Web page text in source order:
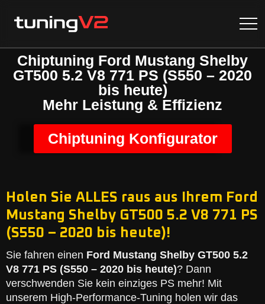
Chiptuning Ford Mustang Shelby
GT500 5.2 V8 771 PS (S550 – 2020
bis heute)
Mehr Leistung & Effizienz
Chiptuning Konfigurator
Holen Sie ALLES raus aus Ihrem Ford
Mustang Shelby GT500 5.2 V8 771 PS
(S550 – 2020 bis heute)!
Sie fahren einen Ford Mustang Shelby GT500 5.2
V8 771 PS (S550 – 2020 bis heute)? Dann
verschwenden Sie kein einziges PS mehr! Mit
unserem High-Performance-Tuning holen wir das